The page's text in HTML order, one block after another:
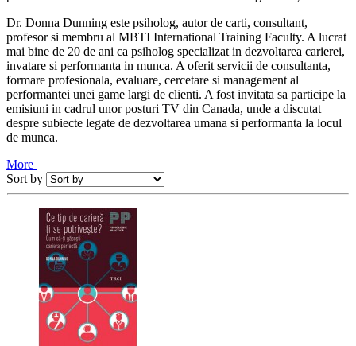
Dr. Donna Dunning este psiholog, autor de carti, consultant,
profesor si membru al MBTI International Training Faculty. A lucrat
mai bine de 20 de ani ca psiholog specializat in dezvoltarea carierei,
invatare si performanta in munca. A oferit servicii de consultanta,
formare profesionala, evaluare, cercetare si management al
performantei unei game largi de clienti. A fost invitata sa participe la
emisiuni in cadrul unor posturi TV din Canada, unde a discutat
despre subiecte legate de dezvoltarea umana si performanta la locul
de munca.
More
Sort by